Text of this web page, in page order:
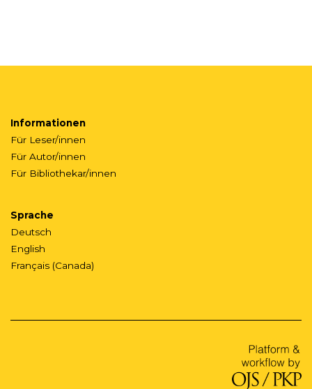
Informationen
Für Leser/innen
Für Autor/innen
Für Bibliothekar/innen
Sprache
Deutsch
English
Français (Canada)